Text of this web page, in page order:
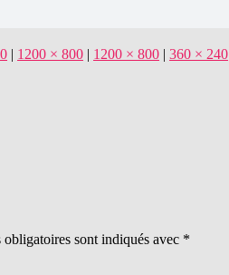
| 1200 × 800 | 1200 × 800 | 360 × 240
obligatoires sont indiqués avec *